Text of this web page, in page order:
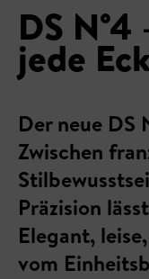
DS
jede
Der neue DS
Zwischen
Präzision
Elegant,
vom